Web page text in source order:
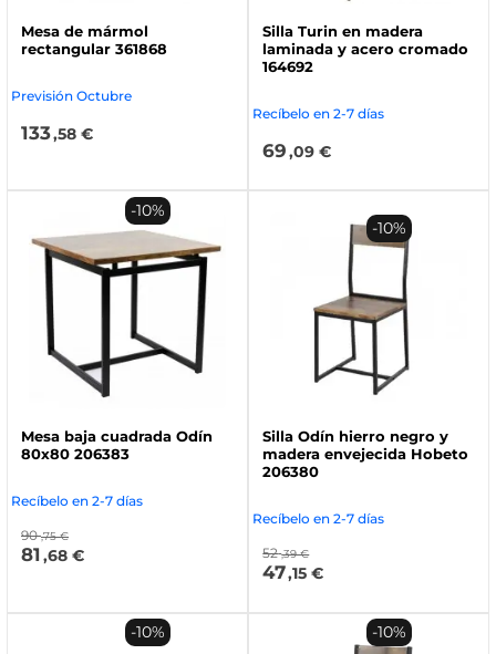
Mesa de mármol
rectangular 361868
Previsión Octubre
133,58 €
Silla Turin en madera
laminada y acero cromado
164692
Recíbelo en 2-7 días
69,09 €
Mesa baja cuadrada Odín
80x80 206383
Recíbelo en 2-7 días
90 ,75 €
81,68 €
-10%
Silla Odín hierro negro y
madera envejecida Hobeto
206380
Recíbelo en 2-7 días
52 ,39 €
47,15 €
-10%
-10% -10%